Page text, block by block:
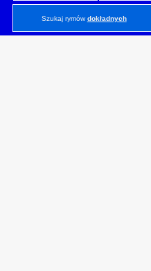
Szukaj rymówdokładnych